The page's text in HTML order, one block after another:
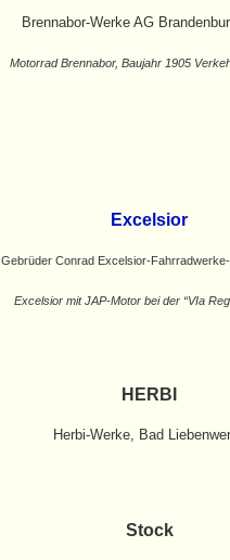
Brennabor-Werke AG
Motorrad Brennabor, Baujahr 1905
Excelsior
Gebrüder Conrad Excelsior-
Excelsior mit JAP-Motor bei der “VIa
HERBI
Herbi-Werke, Bad
Stock